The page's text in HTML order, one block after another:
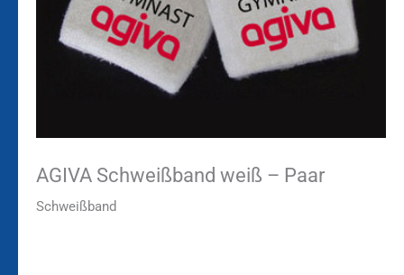
AGIVA Schweißband weiß – Paar
Schweißband